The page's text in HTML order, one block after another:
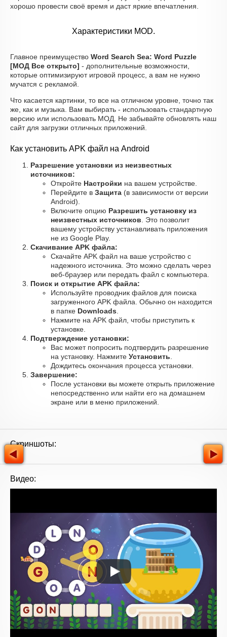
хорошо провести своё время и даст яркие впечатления.
Характеристики MOD.
Главное преимущество Word Search Sea: Word Puzzle
[МОД Все открыто] - дополнительные возможности,
которые оптимизируют игровой процесс, а вам не нужно
мучатся с рекламой.
Что касается картинки, то все на отличном уровне, точно так
же, как и музыка. Вам выбирать - использовать стандартную
версию или использовать МОД. Не забывайте обновлять наш
сайт для загрузки отличных приложений.
Как установить APK файл на Android
Разрешение установки из неизвестных
источников:
Откройте Настройки на вашем устройстве.
Перейдите в Защита (в зависимости от версии
Android).
Включите опцию Разрешить установку из
неизвестных источников . Это позволит
вашему устройству устанавливать приложения
не из Google Play.
Скачивание APK файла:
Скачайте APK файл на ваше устройство с
надежного источника. Это можно сделать через
веб-браузер или передать файл с компьютера.
Поиск и открытие APK файла:
Используйте проводник файлов для поиска
загруженного APK файла. Обычно он находится
в папке Downloads
Нажмите на APK файл, чтобы приступить к
установке.
Подтверждение установки:
Вас может попросить подтвердить разрешение
на установку. Нажмите Установить
Дождитесь окончания процесса установки.
Завершение:
После установки вы можете открыть приложение
непосредственно или найти его на домашнем
экране или в меню приложений.
Скриншоты:
Видео: